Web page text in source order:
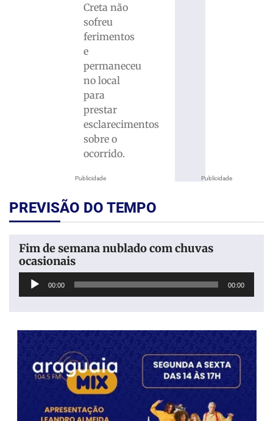
Publicidade
Creta não
sofreu
ferimentos
e
permaneceu
no local
para
prestar
esclarecimentos
sobre o
ocorrido.
Publicidade
PREVISÃO DO TEMPO
Fim de semana nublado com chuvas
ocasionais
Tocador
00:00 00:00